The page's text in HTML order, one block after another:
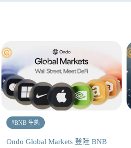
#BNB 生態
Ondo Global Markets 登陸 BNB